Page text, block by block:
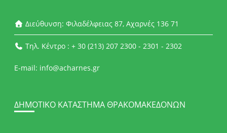
Διεύθυνση: Φιλαδέλφειας 87, Αχαρνές 136 71
Τηλ. Κέντρο : + 30 (213) 207 2300 - 2301 - 2302
E-mail: info@acharnes.gr
ΔΗΜΟΤΙΚΌ ΚΑΤΆΣΤΗΜΑ ΘΡΑΚΟΜΑΚΕΔΌΝΩΝ